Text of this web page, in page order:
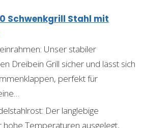
Schwenkgrill Stahl mit
Unser stabiler
Dreibein Grill sicher und lässt sich
perfekt für
Der langlebige
hohe Temperaturen ausgelegt,